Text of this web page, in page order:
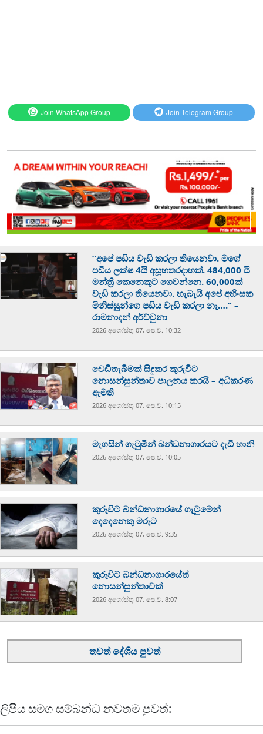
Join WhatsApp Group Join Telegram Group
”අපේ පඩිය වැඩි කරලා තියෙනවා. මගේ
පඩිය ලක්ෂ 4යි අසූහතරදාහක්. 484,000 යි
මන්ත්‍රී කෙනෙකුට ගෙවන්නෙ. 60,000ක්
වැඩි කරලා තියෙනවා. හැබැයි අපේ අහිංසක
මිනිස්සුන්ගෙ පඩිය වැඩි කරලා නෑ….” –
රාමනාදන් අර්ච්චුනා
2026 අගෝස්‍තු 07, පෙ.ව. 10:32
වෙඩිතැබීමක් සිදුකර කුරුවිට
නොසන්සුන්තාව පාලනය කරයි – අධිකරණ
ඇමති
2026 අගෝස්‍තු 07, පෙ.ව. 10:15
මැගසින් ගැටුමින් බන්ධනාගාරයට දැඩි හානි
2026 අගෝස්‍තු 07, පෙ.ව. 10:05
කුරුවිට බන්ධනාගාරයේ ගැටුමෙන්
දෙදෙනෙකු මරුට
2026 අගෝස්‍තු 07, පෙ.ව. 9:35
කුරුවිට බන්ධනාගාරයේත්
නොසන්සුන්තාවක්
2026 අගෝස්‍තු 07, පෙ.ව. 8:07
තවත් දේශීය පුවත්
ලිපිය සමග සම්බන්ධ නවතම පුවත්: